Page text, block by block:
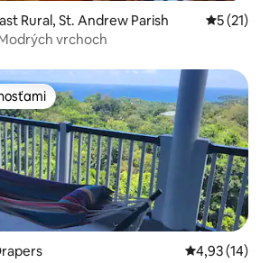
Rural, St. Andrew Parish
5 (21)
vrchoch
Priemerné
4,93 (14)